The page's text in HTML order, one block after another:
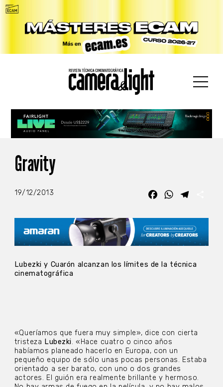
Gravity
19/12/2013 FacebookWhatsApp
Lubezki y Cuarón alcanzan los límites de la técnica
cinematográfica
«Queríamos que fuera muy simple», dice con cierta
tristeza Lubezki. «Hace cuatro o cinco años
habíamos planeado hacerlo en Europa, con un
pequeño equipo de sólo unas pocas personas. Estaba
orientado a ser barato, con uno o dos grandes
actores. El guión era realmente brillante y hermoso.